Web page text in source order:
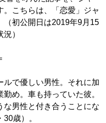
。こちらは、「恋愛」ジャ
（初公開日は2019年9月15
）
で優しい男性。それに加
め。車も持っていた彼。
な男性と付き合うことにな
歳）。